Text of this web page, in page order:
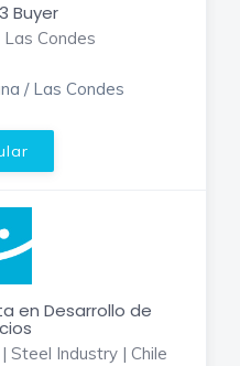
Buyer
Condes
/ Las Condes
en Desarrollo de
Steel Industry | Chile